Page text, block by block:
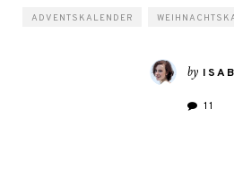
ADVENTSKALENDER
by
11